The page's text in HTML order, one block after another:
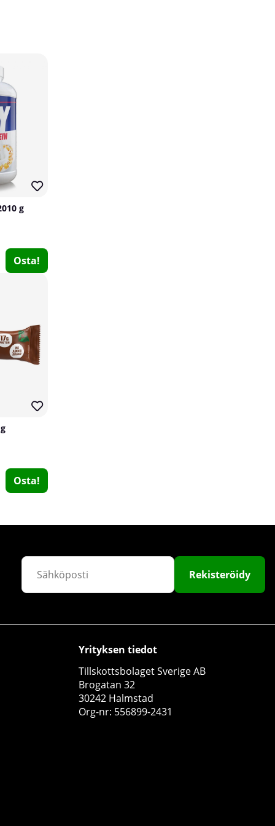
11
Star Nutrition
0
€64.76€76.18
g
Osta!
Osta!
Rekisteröidy
Yrityksen tiedot
Tillskottsbolaget Sverige AB
Brogatan 32
30242 Halmstad
Org-nr: 556899-2431